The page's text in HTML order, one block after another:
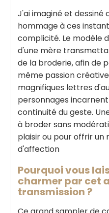
J'ai imaginé et
hommage à ces
complicité. Le modèle
d'une mère
de la broderie, afin de
même passion
magnifiques lettres
personnages
continuité du geste.
à broder sans
plaisir ou pour offrir un
d'affection
Pourquoi vous
charmer par cet
transmission ?